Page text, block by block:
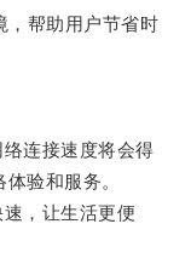
帮助用户节省时
连接速度将会得
验和服务。
，让生活更便